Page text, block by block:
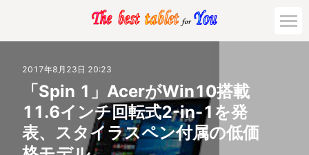
2017年8月23日 20:23
「Spin 1」AcerがWin10搭載
11.6インチ回転式2-in-1を発
表、スタイラスペン付属の低価